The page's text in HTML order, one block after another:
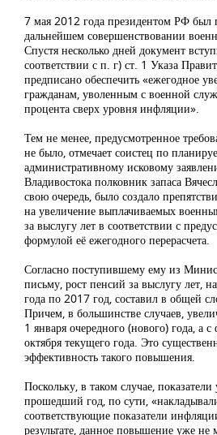
7 мая 2012 года президентом РФ
дальнейшем совершенствовании
Спустя несколько дней документ
соответствии с п. г) ст. 1 Указа
предписано обеспечить «ежегодное
гражданам, уволенным с военной
процента сверх уровня инфляции».
Тем не менее, предусмотренное
не было, отмечает соистец по
административному исковому
Владивостока полковник запаса
свою очередь, было создало
на увеличение выплачиваемых
за выслугу лет в соответствии с
формулой её ежегодного перерасчета.
Согласно поступившему ему из
письму, рост пенсий за выслугу лет,
года по 2017 год, составил в общей
Причем, в большинстве случаев,
1 января очередного (нового) года, а
октября текущего года. Это
эффективность такого повышения.
Поскольку, в таком случае,
прошедший год, по сути,
соответствующие показатели
результате, данное повышение уже не